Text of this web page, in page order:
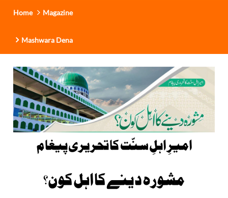
Home Magazine
Mashwara Dena
امیرِ اہلِ سنّت کا تحریری پیغام
مشورہ دینے کا اہل کون؟